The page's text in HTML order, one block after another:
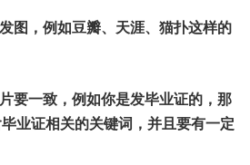
图，例如豆瓣、天涯、猫扑这样的
要一致，例如你是发毕业证的，那
业证相关的关键词，并且要有一定